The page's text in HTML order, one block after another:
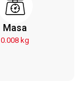
Masa
0.008 kg